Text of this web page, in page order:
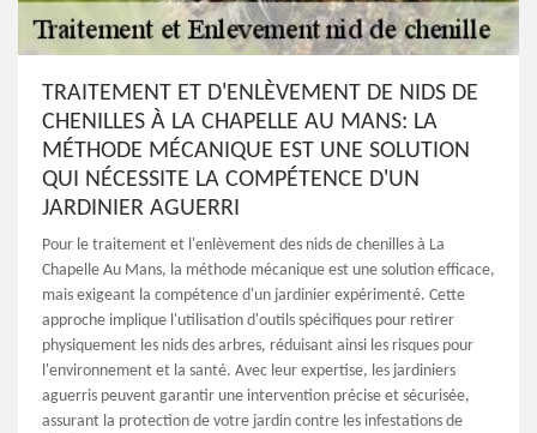
TRAITEMENT ET D'ENLÈVEMENT DE NIDS DE
CHENILLES À LA CHAPELLE AU MANS: LA
MÉTHODE MÉCANIQUE EST UNE SOLUTION
QUI NÉCESSITE LA COMPÉTENCE D'UN
JARDINIER AGUERRI
Pour le traitement et l'enlèvement des nids de chenilles à La
Chapelle Au Mans, la méthode mécanique est une solution efficace,
mais exigeant la compétence d'un jardinier expérimenté. Cette
approche implique l'utilisation d'outils spécifiques pour retirer
physiquement les nids des arbres, réduisant ainsi les risques pour
l'environnement et la santé. Avec leur expertise, les jardiniers
aguerris peuvent garantir une intervention précise et sécurisée,
assurant la protection de votre jardin contre les infestations de